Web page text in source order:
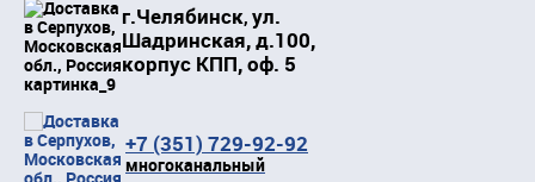
г.Челябинск, ул.
Шадринская, д.100,
корпус КПП, оф. 5
+7 (351) 729-92-92
многоканальный